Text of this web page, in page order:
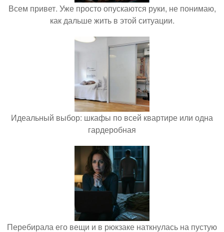
Всем привет. Уже просто опускаются руки, не понимаю,
как дальше жить в этой ситуации.
Идеальный выбор: шкафы по всей квартире или одна
гардеробная
Перебирала его вещи и в рюкзаке наткнулась на пустую